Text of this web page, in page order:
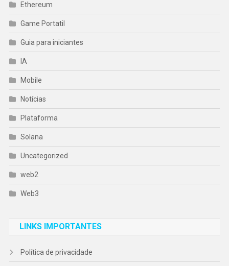
Ethereum
Game Portatil
Guia para iniciantes
IA
Mobile
Notícias
Plataforma
Solana
Uncategorized
web2
Web3
LINKS IMPORTANTES
Política de privacidade